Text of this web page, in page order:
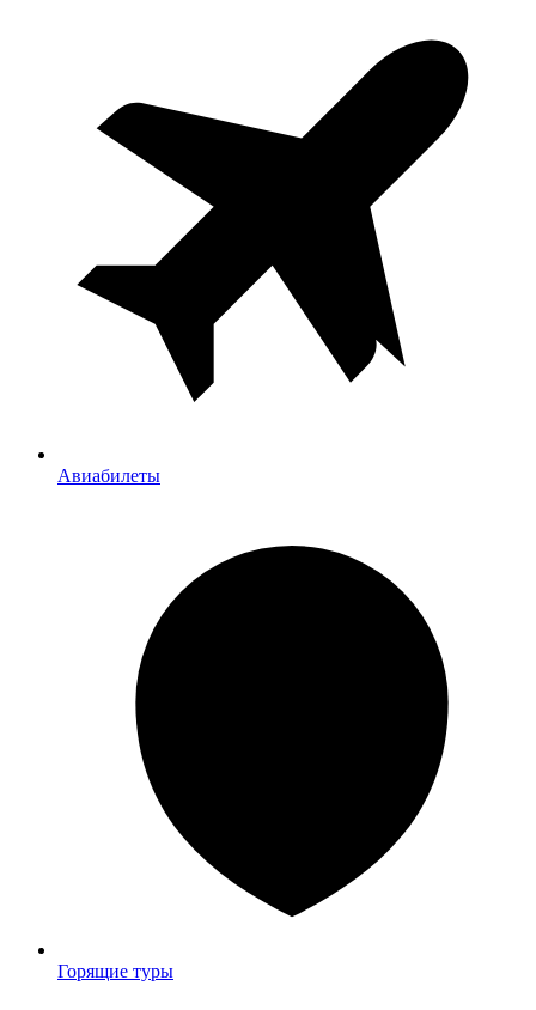
Авиабилеты
Горящие туры